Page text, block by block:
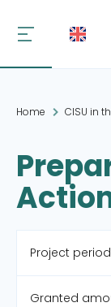
Home CISU in
Project
Granted